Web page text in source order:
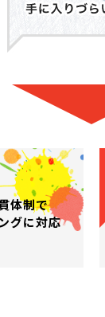
体制で
グに対応